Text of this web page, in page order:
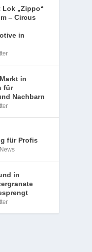
„Zippo“
– Circus
in
in
für
Nachbarn
für Profis
in